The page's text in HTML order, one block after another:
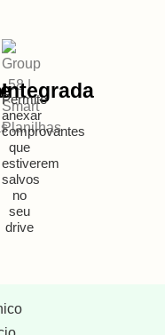
Integrada
Permite
anexar
comprovantes
que
estiverem
salvos
no
seu
drive